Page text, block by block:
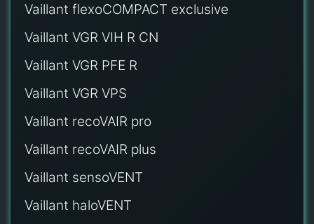
Vaillant flexoCOMPACT exclusive
Vaillant VGR VIH R CN
Vaillant VGR PFE R
Vaillant VGR VPS
Vaillant recoVAIR pro
Vaillant recoVAIR plus
Vaillant sensoVENT
Vaillant haloVENT